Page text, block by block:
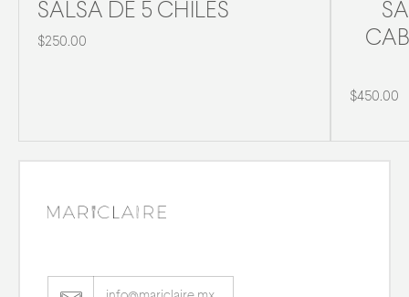
SALSA DE 5 CHILES
$250.00
$450.00